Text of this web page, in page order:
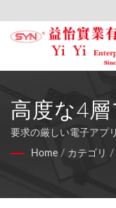
高度な4
ント回路
要求の厳しい電子アプ
たカスタム多層FPC
Home / カテゴリ /